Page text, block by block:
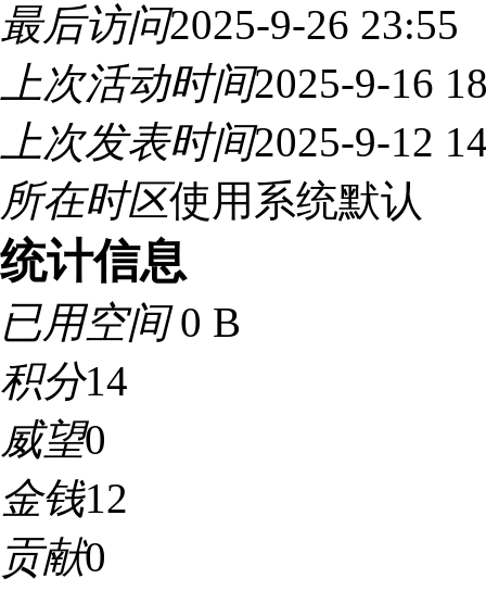
最后访问2025-9-26 23:55
上次活动时间2025-9-16
上次发表时间2025-9-12
所在时区使用系统默认
统计信息
已用空间0 B
积分14
威望0
金钱12
贡献0